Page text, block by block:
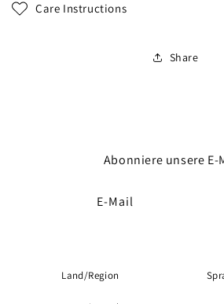
Care Instructions
Share
Abonniere unsere E-
E-Mail
Land/Region